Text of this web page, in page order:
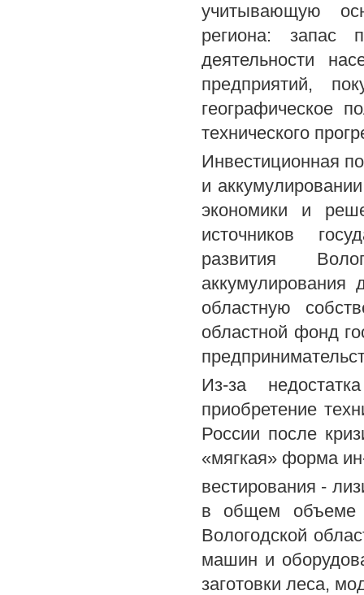
учитывающую
региона: запас
деятельности
предприятий,
географическое
технического
Инвестиционная
и
экономики и
источников
развития
областную
областной фонд
Из-за
приобретение
России после
«мягкая» форма
вестирования -
в общем объеме
Вологодской
машин и
заготовки леса,